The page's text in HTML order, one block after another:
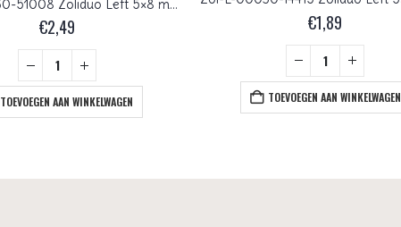
Zol-L-00030-51008 Zoliduo Left 5×8 mm, Crystal Backlit Petroleum
€2,49
TOEVOEGEN AAN WINKELWAGEN
€1,89
TOEVOEGEN AAN WINKELWAGEN